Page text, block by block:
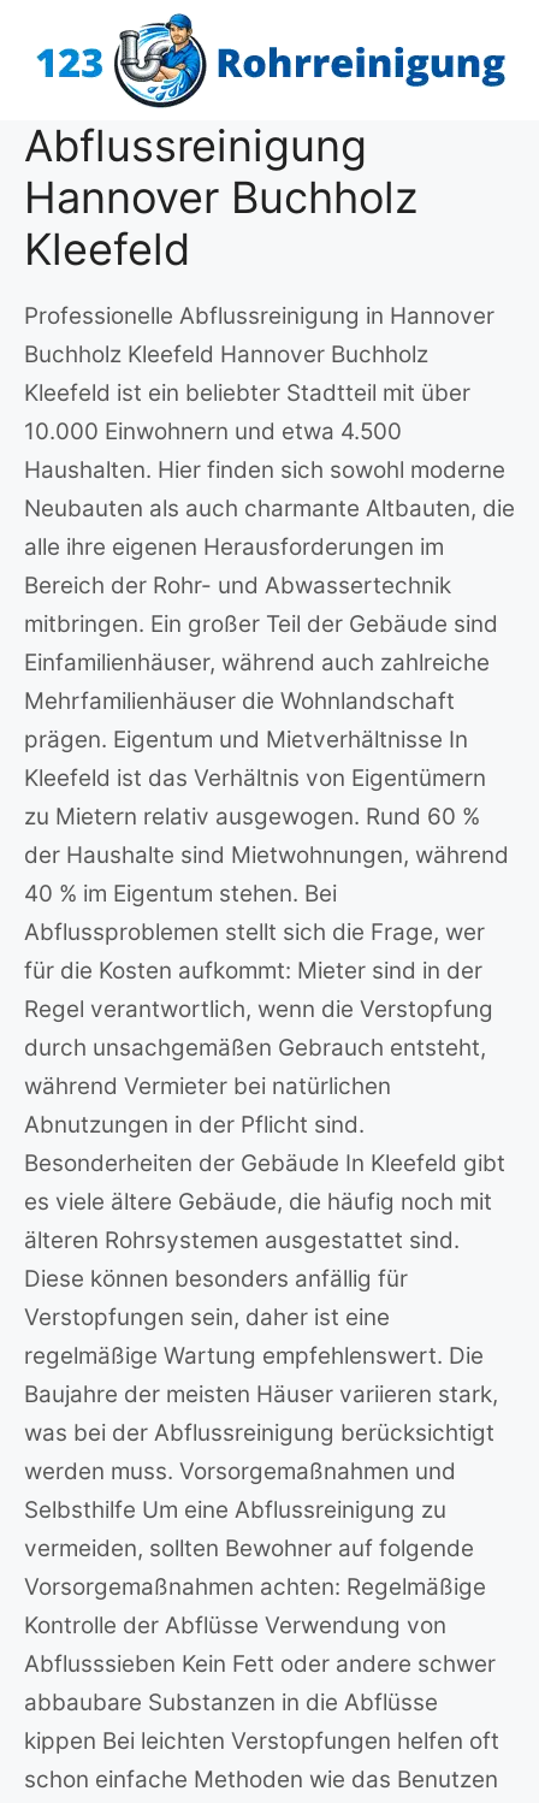
Inhalt
Abflussreinigung
Hannover Buchholz
Kleefeld
Professionelle Abflussreinigung in Hannover
Buchholz Kleefeld Hannover Buchholz
Kleefeld ist ein beliebter Stadtteil mit über
10.000 Einwohnern und etwa 4.500
Haushalten. Hier finden sich sowohl moderne
Neubauten als auch charmante Altbauten, die
alle ihre eigenen Herausforderungen im
Bereich der Rohr- und Abwassertechnik
mitbringen. Ein großer Teil der Gebäude sind
Einfamilienhäuser, während auch zahlreiche
Mehrfamilienhäuser die Wohnlandschaft
prägen. Eigentum und Mietverhältnisse In
Kleefeld ist das Verhältnis von Eigentümern
zu Mietern relativ ausgewogen. Rund 60 %
der Haushalte sind Mietwohnungen, während
40 % im Eigentum stehen. Bei
Abflussproblemen stellt sich die Frage, wer
für die Kosten aufkommt: Mieter sind in der
Regel verantwortlich, wenn die Verstopfung
durch unsachgemäßen Gebrauch entsteht,
während Vermieter bei natürlichen
Abnutzungen in der Pflicht sind.
Besonderheiten der Gebäude In Kleefeld gibt
es viele ältere Gebäude, die häufig noch mit
älteren Rohrsystemen ausgestattet sind.
Diese können besonders anfällig für
Verstopfungen sein, daher ist eine
regelmäßige Wartung empfehlenswert. Die
Baujahre der meisten Häuser variieren stark,
was bei der Abflussreinigung berücksichtigt
werden muss. Vorsorgemaßnahmen und
Selbsthilfe Um eine Abflussreinigung zu
vermeiden, sollten Bewohner auf folgende
Vorsorgemaßnahmen achten: Regelmäßige
Kontrolle der Abflüsse Verwendung von
Abflusssieben Kein Fett oder andere schwer
abbaubare Substanzen in die Abflüsse
kippen Bei leichten Verstopfungen helfen oft
schon einfache Methoden wie das Benutzen